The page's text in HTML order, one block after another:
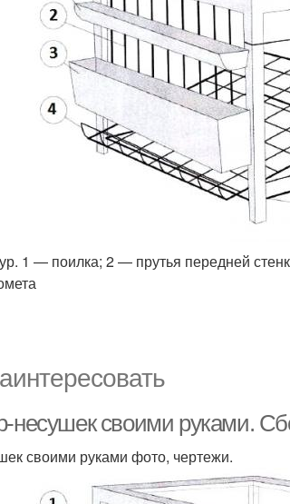
1 — поилка; 2 — прутья передней
несушек своими руками.
своими руками фото, чертежи.